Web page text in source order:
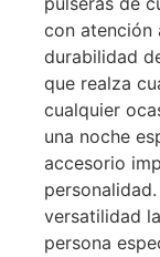
con atención
durabilidad
que realza
cualquier
una noche
accesorio
versatilidad
persona